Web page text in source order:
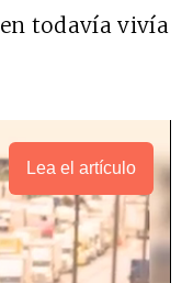
todavía vivía
Lea el artículo